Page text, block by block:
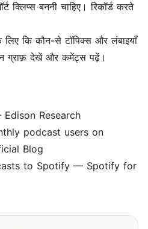
क्लिप्स बननी चाहिए। रिकॉर्ड करते
कि कौन-से टॉपिक्स और लंबाइयाँ
ग्राफ़ देखें और कमेंट्स पढ़ें।
Research
podcast users on
Blog
to Spotify — Spotify for